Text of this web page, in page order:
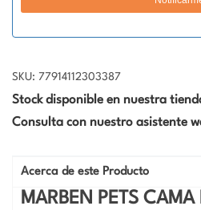
SKU: 77914112303387
Stock disponible en nuestra
Consulta con nuestro asistente
Acerca de este Producto
MARBEN PETS